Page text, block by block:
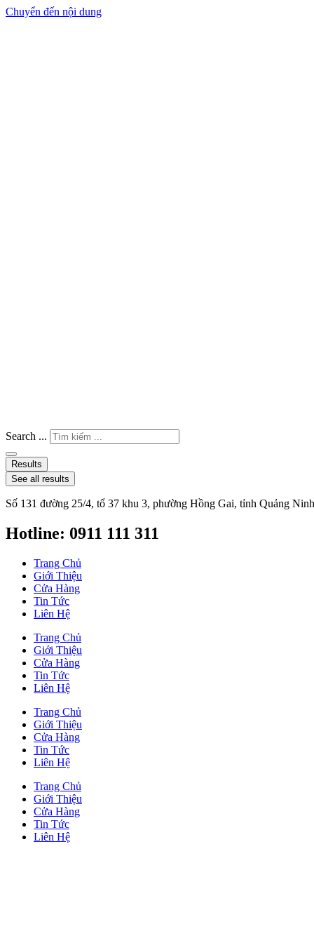
Chuyển đến nội dung
Search ...
Results
See all results
Số 131 đường 25/4, tổ 37 khu 3, phường Hồng Gai, tỉnh Quảng Ninh
Hotline: 0911 111 311
Trang Chủ
Giới Thiệu
Cửa Hàng
Tin Tức
Liên Hệ
Trang Chủ
Giới Thiệu
Cửa Hàng
Tin Tức
Liên Hệ
Trang Chủ
Giới Thiệu
Cửa Hàng
Tin Tức
Liên Hệ
Trang Chủ
Giới Thiệu
Cửa Hàng
Tin Tức
Liên Hệ